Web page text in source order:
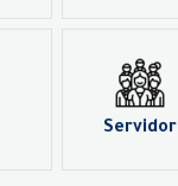
Servidor